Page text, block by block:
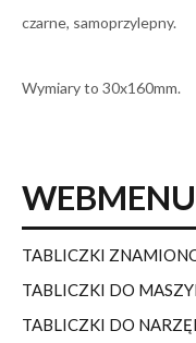
czarne, samoprzylepny.
Wymiary to 30x160mm.
WEBMENU
TABLICZKI
TABLICZKI DO
TABLICZKI DO